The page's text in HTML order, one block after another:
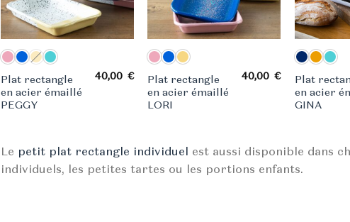
Plat rectangle
en acier émaillé
PEGGY
40,00 €
Plat rectangle
en acier émaillé
LORI
40,00€
Plat
en acier
GINA
Le petit plat rectangle individuel est aussi disponible dans
individuels, les petites tartes ou les portions enfants.